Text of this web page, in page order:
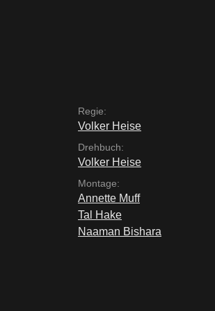
Regie:
Volker Heise
Drehbuch:
Volker Heise
Montage:
Annette Muff
Tal Hake
Naaman Bishara